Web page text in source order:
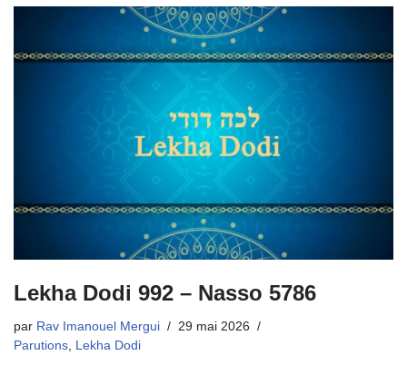
Lekha Dodi 992 – Nasso 5786
par Rav Imanouel Mergui
29 mai 2026
Parutions Lekha Dodi